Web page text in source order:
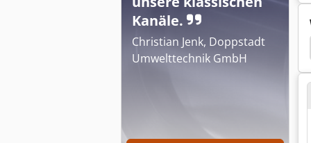
Kanäle.
Christian Jenk, Doppstadt
Umwelttechnik GmbH
Gallus Buchdruck Gallus Gallus Uv